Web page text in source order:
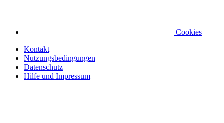
Cookies
Kontakt
Nutzungsbedingungen
Datenschutz
Hilfe und Impressum